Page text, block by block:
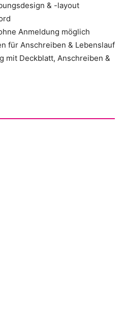
& -layout
Anmeldung möglich
für Anschreiben & Lebenslauf
mit Deckblatt, Anschreiben &